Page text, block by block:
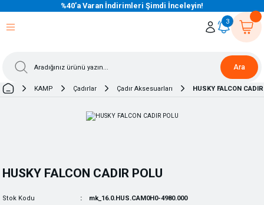
%40’a Varan İndirimleri Şimdi İnceleyin!
Ara
3
KAMP Çadırlar Çadır Aksesuarları HUSKY FALCON
HUSKY FALCON CADIR POLU
Stok Kodu mk_16.0.HUS.CAM0H0-4980.000